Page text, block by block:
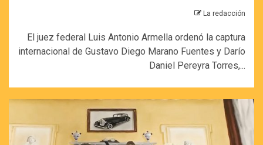
La redacción
El juez federal Luis Antonio Armella ordenó la captura
internacional de Gustavo Diego Marano Fuentes y Darío
Daniel Pereyra Torres,...